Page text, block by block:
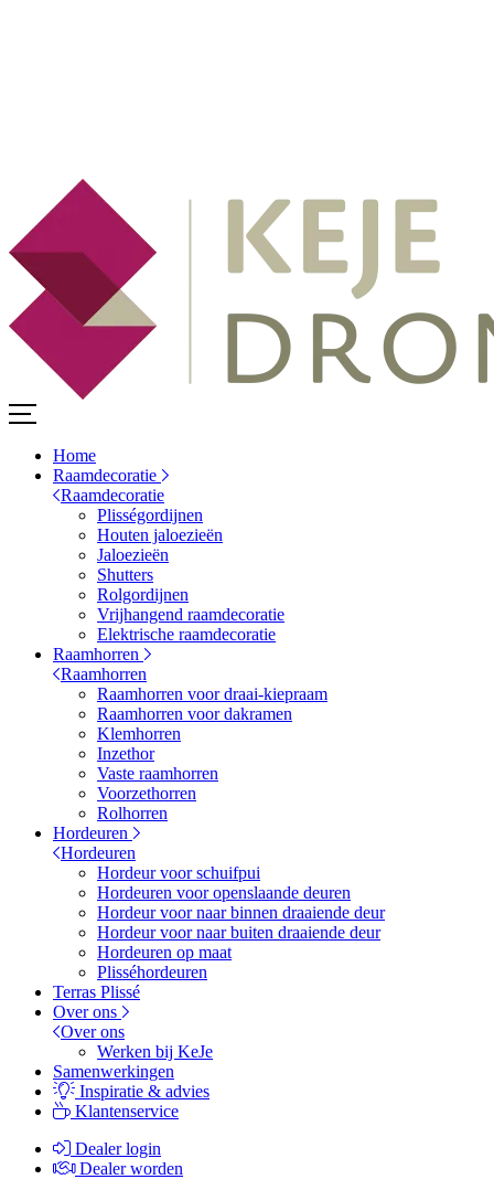
Home
Raamdecoratie
Raamdecoratie
Plisségordijnen
Houten jaloezieën
Jaloezieën
Shutters
Rolgordijnen
Vrijhangend raamdecoratie
Elektrische raamdecoratie
Raamhorren
Raamhorren
Raamhorren voor draai-kiepraam
Raamhorren voor dakramen
Klemhorren
Inzethor
Vaste raamhorren
Voorzethorren
Rolhorren
Hordeuren
Hordeuren
Hordeur voor schuifpui
Hordeuren voor openslaande deuren
Hordeur voor naar binnen draaiende deur
Hordeur voor naar buiten draaiende deur
Hordeuren op maat
Plisséhordeuren
Terras Plissé
Over ons
Over ons
Werken bij KeJe
Samenwerkingen
Inspiratie & advies
Klantenservice
Dealer login
Dealer worden